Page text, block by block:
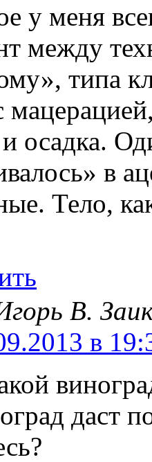
у меня
между
типа
осадка.
в
Тело,
В.
в
даст